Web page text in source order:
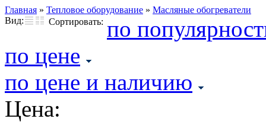
Главная » Тепловое оборудование » Масляные обогреватели
Вид:
Сортировать: по
по цене
по цене и наличию
Цена: